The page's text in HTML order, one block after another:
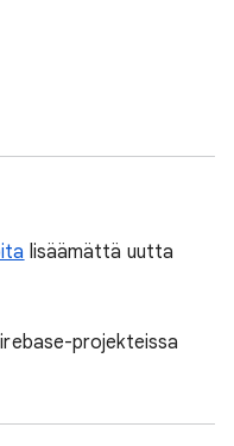
lisäämättä uutta
projekteissa